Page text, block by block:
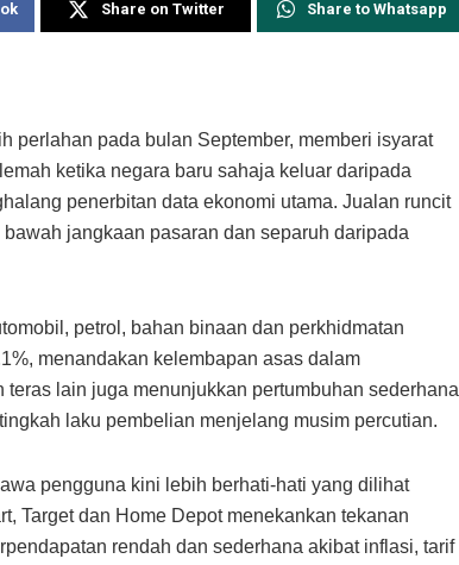
Share on Twitter Share to Whatsapp
perlahan pada bulan September, memberi isyarat
ketika negara baru sahaja keluar daripada
penerbitan data ekonomi utama. Jualan runcit
jangkaan pasaran dan separuh daripada
petrol, bahan binaan dan perkhidmatan
menandakan kelembapan asas dalam
lain juga menunjukkan pertumbuhan sederhana
laku pembelian menjelang musim percutian.
pengguna kini lebih berhati-hati yang dilihat
Target dan Home Depot menekankan tekanan
rendah dan sederhana akibat inflasi, tarif